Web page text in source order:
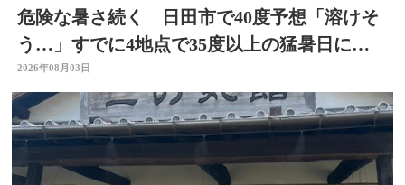
危険な暑さ続く 日田市で40度予想「溶けそ
う…」すでに4地点で35度以上の猛暑日に
大分
2026年08月03日